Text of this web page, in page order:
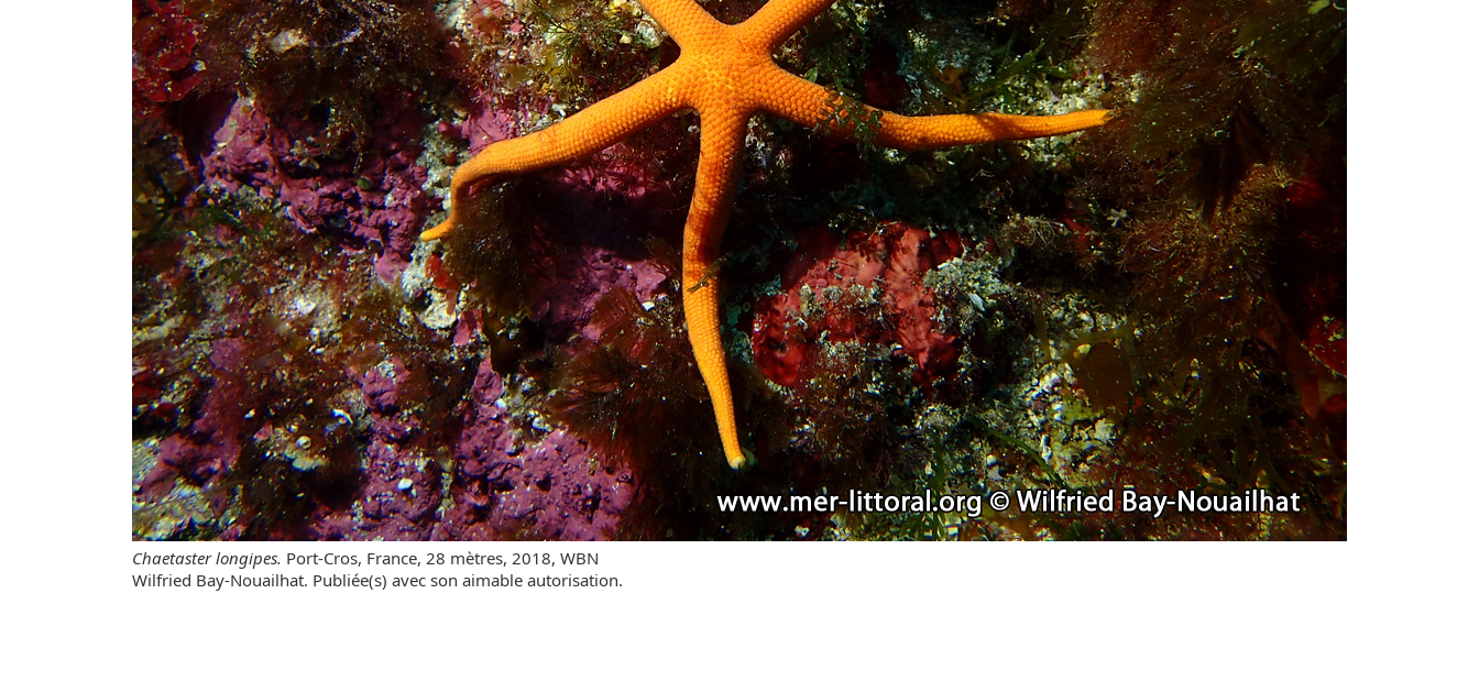
Chaetaster longipes. Port-Cros, France, 28 mètres, 2018, WBN
Wilfried Bay-Nouailhat. Publiée(s) avec son aimable autorisation.